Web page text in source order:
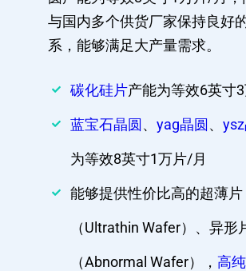
与国内多个供货厂家保持良好
系，能够满足大产量需求。
碳化硅片产能为等效6英寸
蓝宝石晶圆 、 yag晶圆 、
为等效8英寸1万片/月
能够提供性价比高的超薄片
（Ultrathin Wafer）、异形
（Abnormal Wafer）， 高